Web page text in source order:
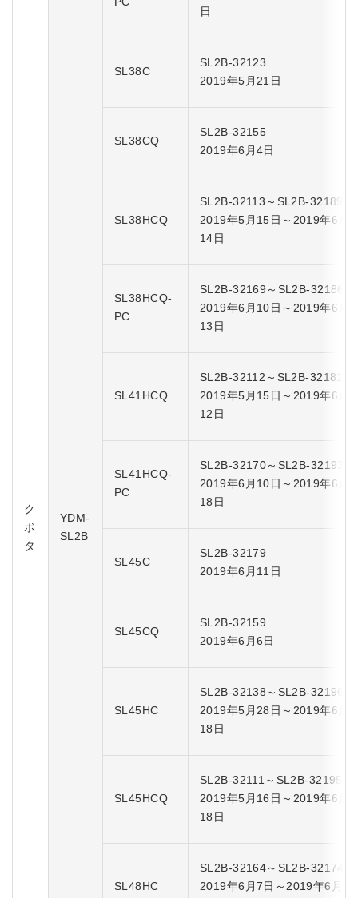
日
ク
ボ
タ
YDM-
SL2B
SL38C
SL2B-32123
2019年5月21日
SL38CQ
SL2B-32155
2019年6月4日
SL38HCQ
SL2B-32113～SL2B-32189
2019年5月15日～2019年6月
14日
SL38HCQ-
PC
SL2B-32169～SL2B-32186
2019年6月10日～2019年6月
13日
SL41HCQ
SL2B-32112～SL2B-32181
2019年5月15日～2019年6月
12日
SL41HCQ-
PC
SL2B-32170～SL2B-32193
2019年6月10日～2019年6月
18日
SL45C
SL2B-32179
2019年6月11日
SL45CQ
SL2B-32159
2019年6月6日
SL45HC
SL2B-32138～SL2B-32196
2019年5月28日～2019年6月
18日
SL45HCQ
SL2B-32111～SL2B-32195
2019年5月16日～2019年6月
18日
SL48HC
SL2B-32164～SL2B-32174
2019年6月7日～2019年6月11